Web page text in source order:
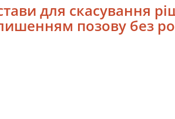
для скасування
позову без